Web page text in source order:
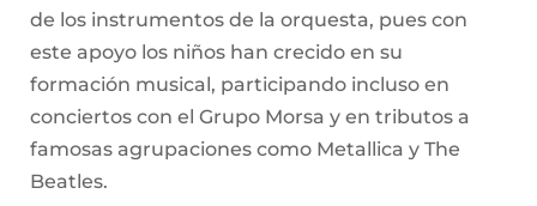
de los instrumentos de la orquesta, pues con
este apoyo los niños han crecido en su
formación musical, participando incluso en
conciertos con el Grupo Morsa y en tributos a
famosas agrupaciones como Metallica y The
Beatles.